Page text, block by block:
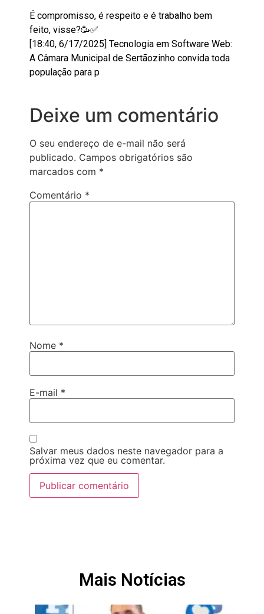
É compromisso, é respeito e é trabalho bem
feito, visse?🥳✅
[18:40, 6/17/2025] Tecnologia em Software Web:
A Câmara Municipal de Sertãozinho convida toda
população para p
Deixe um comentário
O seu endereço de e-mail não será
publicado. Campos obrigatórios são
marcados com *
Comentário *
Nome *
E-mail *
Salvar meus dados neste navegador para a
próxima vez que eu comentar.
Mais Notícias